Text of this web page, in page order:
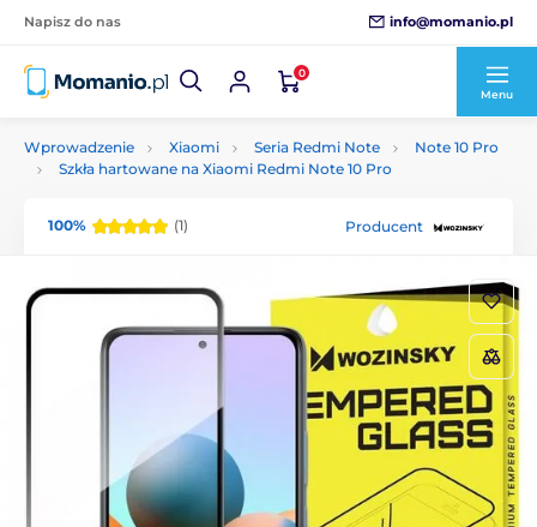
Napisz do nas info@momanio.pl
0
Menu
Wprowadzenie Xiaomi Seria Redmi Note
Note 10 Pro
Szkła hartowane na Xiaomi Redmi Note 10 Pro
100% (1) Producent